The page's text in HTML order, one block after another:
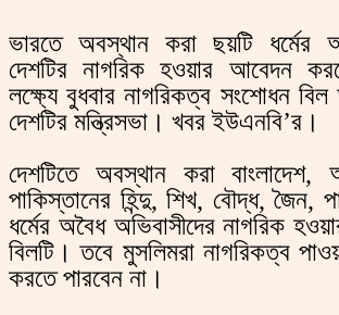
ভারতে অবস্থান করা ছয়টি ধর্মের
দেশটির নাগরিক হওয়ার আবেদন
লক্ষ্যে বুধবার নাগরিকত্ব সংশোধন
দেশটির মন্ত্রিসভা। খবর ইউএনবি’র।
দেশটিতে অবস্থান করা বাংলাদেশ,
পাকিস্তানের হিন্দু, শিখ, বৌদ্ধ, জৈন,
ধর্মের অবৈধ অভিবাসীদের নাগরিক
বিলটি। তবে মুসলিমরা নাগরিকত্ব
করতে পারবেন না।